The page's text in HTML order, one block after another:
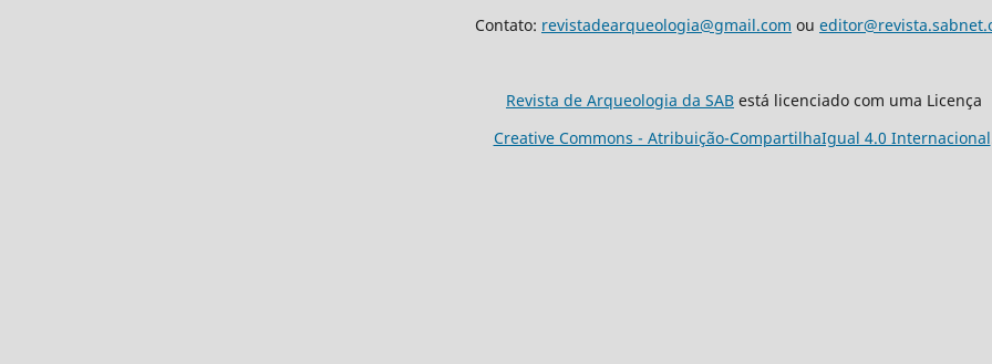
Contato: revistadearqueologia@gmail.com ou
Revista de Arqueologia da SAB está licenciado com uma Licença
Creative Commons - Atribuição-CompartilhaIgual 4.0 Internacional